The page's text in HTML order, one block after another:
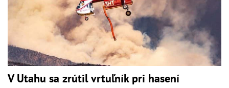
V Utahu sa zrútil vrtuľník pri hasení